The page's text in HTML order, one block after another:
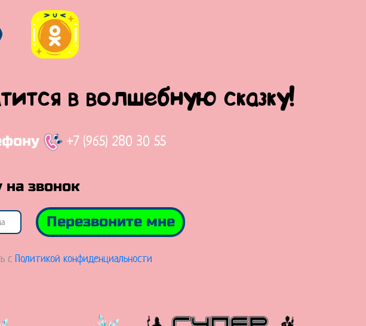
в волшебную сказку!
+7 (965) 280 30 55
на звонок
Перезвоните мне
с Политикой конфиденциальности